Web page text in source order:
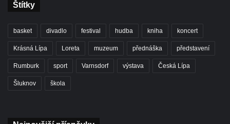
Štítky
basket divadlo festival hudba kniha koncert
Krásná Lípa Loreta muzeum přednáška představení
Rumburk sport Varnsdorf výstava Česká Lípa
Šluknov škola